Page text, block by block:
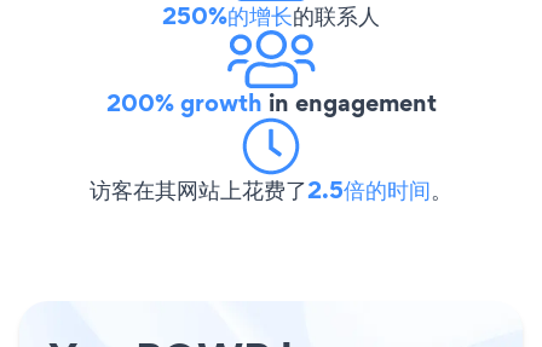
250%的增长的联系人
200% growth in engagement
访客在其网站上花费了2.5倍的时间。